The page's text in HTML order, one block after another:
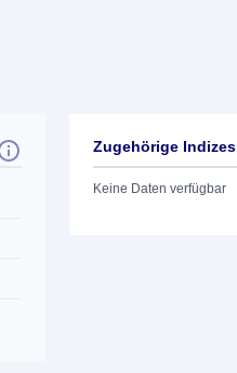
Zugehörige Indizes
Keine Daten verfügbar